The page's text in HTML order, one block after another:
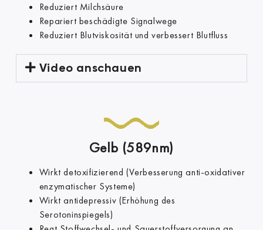
Reduziert Milchsäure
Repariert beschädigte Signalwege
Reduziert Blutviskosität und verbessert Blutfluss
Video anschauen
Gelb (589nm)
Wirkt detoxifizierend (Verbesserung anti-oxidativer
enzymatischer Systeme)
Wirkt antidepressiv (Erhöhung des
Serotoninspiegels)